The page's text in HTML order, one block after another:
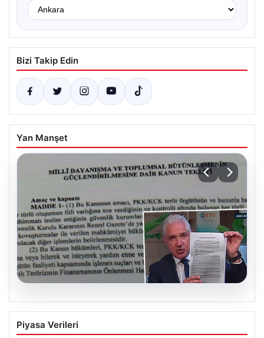
Bizi Takip Edin
Yan Manşet
Süreç yasası teklifi tamamlandı. İşte
madde madde kanun teklifi ve
Piyasa Verileri